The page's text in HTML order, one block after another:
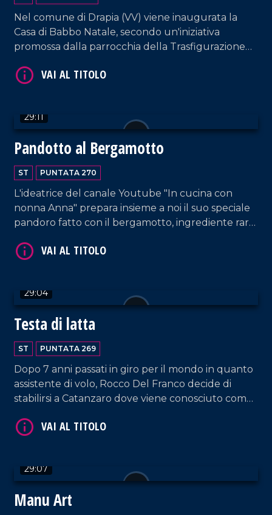
Nel comune di Drapia (VV) viene inaugurata la
Casa di Babbo Natale, secondo un'iniziativa
promossa dalla parrocchia della Trasfigurazione
nasca sì dalle leggende estere ma soprattutto
29:11
Pandotto al Bergamotto
ST PUNTATA 270
L'ideatrice del canale Youtube "In cucina con
nonna Anna" prepara insieme a noi il suo speciale
pandoro fatto con il bergamotto, ingrediente raro
Maria Loiacono grazie a un albero piantato 25 anni
29:04
Testa di latta
ST PUNTATA 269
Dopo 7 anni passati in giro per il mondo in quanto
assistente di volo, Rocco Del Franco decide di
stabilirsi a Catanzaro dove viene conosciuto come
materiale principale impiegato per le sue opere
29:07
Manu Art
VAI AL TITOLO
VAI AL TITOLO
VAI AL TITOLO